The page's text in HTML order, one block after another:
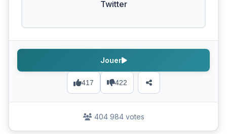
Twitter
417 422
Jouer
404 984 votes